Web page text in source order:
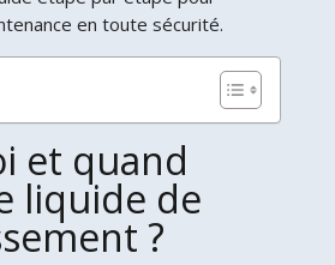
en toute sécurité.
et quand
liquide de
?